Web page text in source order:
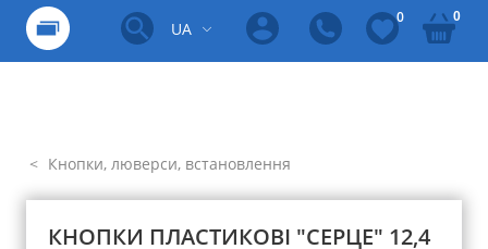
UA
0 0
Кнопки, люверси, встановлення
КНОПКИ ПЛАСТИКОВІ "СЕРЦЕ" 12,4